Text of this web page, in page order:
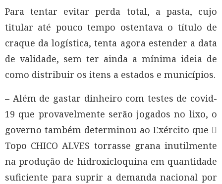
Para tentar evitar perda total, a pasta, cujo
titular até pouco tempo ostentava o título de
craque da logística, tenta agora estender a data
de validade, sem ter ainda a mínima ideia de
como distribuir os itens a estados e municípios.
– Além de gastar dinheiro com testes de covid-
19 que provavelmente serão jogados no lixo, o
governo também determinou ao Exército que 
Topo CHICO ALVES torrasse grana inutilmente
na produção de hidroxicloquina em quantidade
suficiente para suprir a demanda nacional por